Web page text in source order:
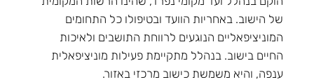
של הישוב. באחריות הוועד ובטיפולו כל התחומים
המוניציפאליים הנוגעים לרווחת התושבים ולאיכות
החיים בישוב. בנהלל מתקיימת פעילות מוניציפאלית
ענפה, והיא משמשת כישוב מרכזי באזור.